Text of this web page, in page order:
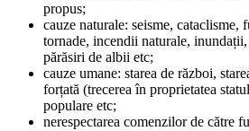
propus;
cauze naturale: seisme, cataclisme,
tornade, incendii naturale,
părăsiri de albii etc;
cauze umane: starea de război,
forțată (trecerea în proprietatea
populare etc;
nerespectarea comenzilor de către